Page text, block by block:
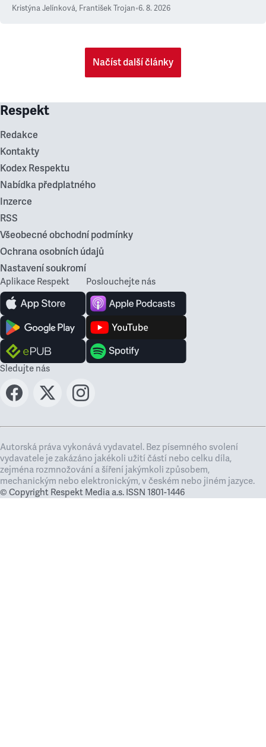
Kristýna Jelínková, František Trojan•6. 8. 2026
Načíst další články
Respekt
Redakce
Kontakty
Kodex Respektu
Nabídka předplatného
Inzerce
RSS
Všeobecné obchodní podmínky
Ochrana osobních údajů
Nastavení soukromí
Aplikace Respekt Poslouchejte nás
Sledujte nás
Autorská práva vykonává vydavatel. Bez písemného svolení
vydavatele je zakázáno jakékoli užití částí nebo celku díla,
zejména rozmnožování a šíření jakýmkoli způsobem,
mechanickým nebo elektronickým, v českém nebo jiném jazyce.
© Copyright Respekt Media a.s. ISSN 1801-1446